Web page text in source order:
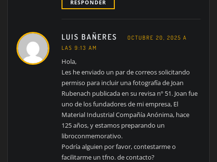
RESPONDER
LUIS BAÑERES
OCTUBRE 20, 2025 A
LAS 9:13 AM
Hola,
Les he enviado un par de correos solicitando
permiso para incluir una fotografía de Joan
Rubenach publicada en su revisa nº 51. Joan fue
uno de los fundadores de mi empresa, El
Material Industrial Compañía Anónima, hace
125 años, y estamos preparando un
libroconmemorativo.
Podría alguien por favor, contestarme o
facilitarme un tfno. de contacto?